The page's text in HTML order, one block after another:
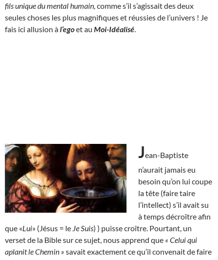
fils unique du mental humain, comme s’il s’agissait des deux
seules choses les plus magnifiques et réussies de l’univers ! Je
fais ici allusion àl’egoet au Moi-Idéalisé
Jean-Baptiste
n’aurait jamais eu
besoin qu’on lui coupe
la tête (faire taire
l’intellect) s’il avait su
à temps décroître afin
que «Lui» (Jésus = le Je Suis) ) puisse croître. Pourtant, un
verset de la Bible sur ce sujet, nous apprend que « Celui qui
aplanit le Chemin » savait exactement ce qu’il convenait de faire